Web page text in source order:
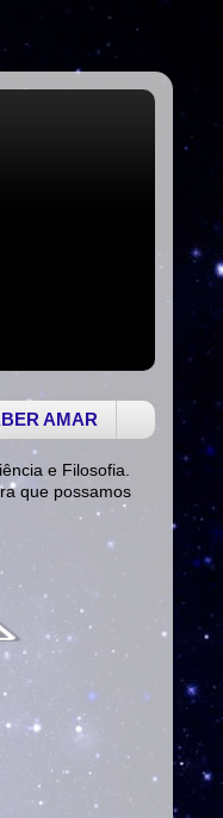
AMAR
e Filosofia.
que possamos